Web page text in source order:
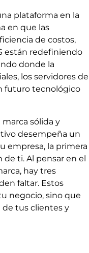
plataforma en la
en que las
de costos,
están redefiniendo
donde la
los servidores de
futuro tecnológico
sólida y
desempeña un
empresa, la primera
ti. Al pensar en el
hay tres
faltar. Estos
negocio, sino que
de tus clientes y